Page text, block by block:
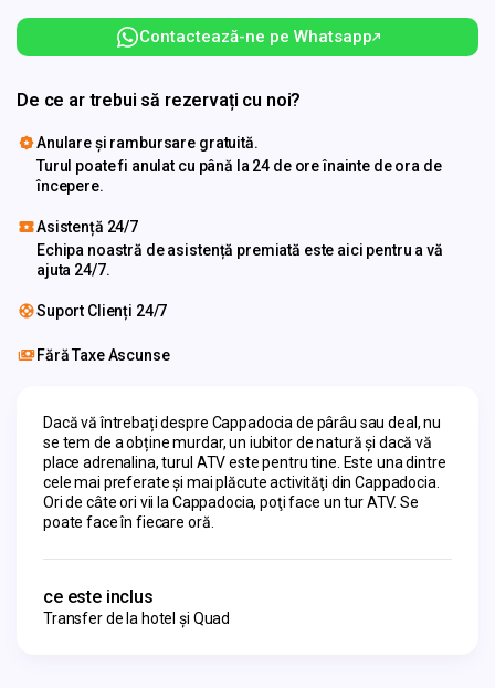
Contactează-ne pe Whatsapp
De ce ar trebui să rezervați cu noi?
Anulare și rambursare gratuită.
Turul poate fi anulat cu până la 24 de ore înainte de ora de
începere.
Asistență 24/7
Echipa noastră de asistență premiată este aici pentru a vă
ajuta 24/7.
Suport Clienți 24/7
Fără Taxe Ascunse
Dacă vă întrebați despre Cappadocia de pârâu sau deal, nu
se tem de a obține murdar, un iubitor de natură și dacă vă
place adrenalina, turul ATV este pentru tine. Este una dintre
cele mai preferate şi mai plăcute activităţi din Cappadocia.
Ori de câte ori vii la Cappadocia, poţi face un tur ATV. Se
poate face în fiecare oră.
ce este inclus
Transfer de la hotel şi Quad